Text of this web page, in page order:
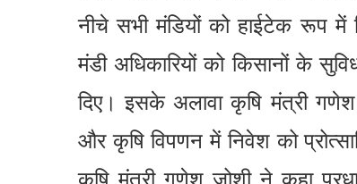
नीचे सभी मंडियों को हाईटेक रूप में
मंडी अधिकारियों को किसानों के
दिए। इसके अलावा कृषि मंत्री गणेश
और कृषि विपणन में निवेश को
कृषि मंत्री गणेश जोशी ने कहा